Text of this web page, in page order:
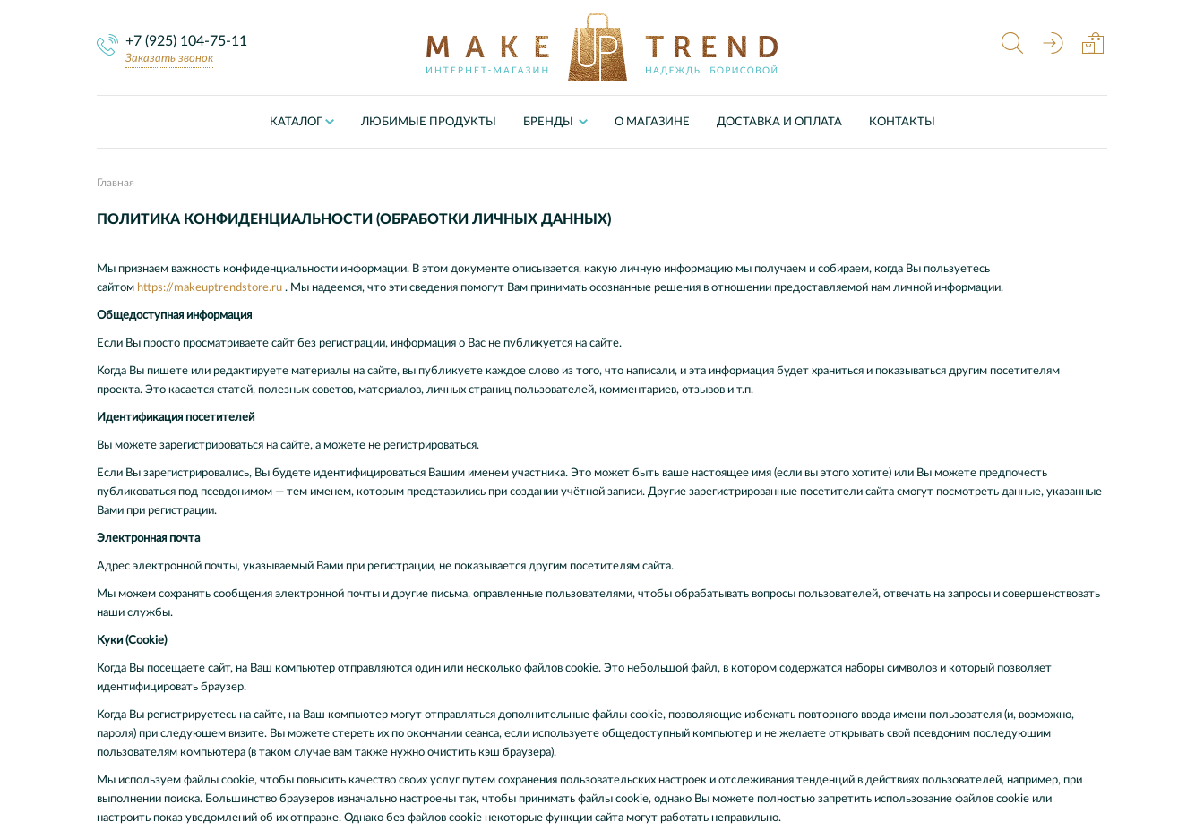
+7 (925) 104-75-11
Заказать звонок
КАТАЛОГ ЛЮБИМЫЕ ПРОДУКТЫ БРЕНДЫ О МАГАЗИНЕ ДОСТАВКА И ОПЛАТА КОНТАКТЫ
Главная
ПОЛИТИКА КОНФИДЕНЦИАЛЬНОСТИ (ОБРАБОТКИ ЛИЧНЫХ ДАННЫХ)
Мы признаем важность конфиденциальности информации. В этом документе описывается, какую личную информацию мы получаем и собираем, когда Вы пользуетесь
сайтом https://makeuptrendstore.ru . Мы надеемся, что эти сведения помогут Вам принимать осознанные решения в отношении предоставляемой нам личной информации.
Общедоступная информация
Если Вы просто просматриваете сайт без регистрации, информация о Вас не публикуется на сайте.
Когда Вы пишете или редактируете материалы на сайте, вы публикуете каждое слово из того, что написали, и эта информация будет храниться и показываться другим посетителям
проекта. Это касается статей, полезных советов, материалов, личных страниц пользователей, комментариев, отзывов и т.п.
Идентификация посетителей
Вы можете зарегистрироваться на сайте, а можете не регистрироваться.
Если Вы зарегистрировались, Вы будете идентифицироваться Вашим именем участника. Это может быть ваше настоящее имя (если вы этого хотите) или Вы можете предпочесть
публиковаться под псевдонимом — тем именем, которым представились при создании учётной записи. Другие зарегистрированные посетители сайта смогут посмотреть данные, указанные
Вами при регистрации.
Электронная почта
Адрес электронной почты, указываемый Вами при регистрации, не показывается другим посетителям сайта.
Мы можем сохранять сообщения электронной почты и другие письма, оправленные пользователями, чтобы обрабатывать вопросы пользователей, отвечать на запросы и совершенствовать
наши службы.
Куки (Cookie)
Когда Вы посещаете сайт, на Ваш компьютер отправляются один или несколько файлов cookie. Это небольшой файл, в котором содержатся наборы символов и который позволяет
идентифицировать браузер.
Когда Вы регистрируетесь на сайте, на Ваш компьютер могут отправляться дополнительные файлы cookie, позволяющие избежать повторного ввода имени пользователя (и, возможно,
пароля) при следующем визите. Вы можете стереть их по окончании сеанса, если используете общедоступный компьютер и не желаете открывать свой псевдоним последующим
пользователям компьютера (в таком случае вам также нужно очистить кэш браузера).
Мы используем файлы cookie, чтобы повысить качество своих услуг путем сохранения пользовательских настроек и отслеживания тенденций в действиях пользователей, например, при
выполнении поиска. Большинство браузеров изначально настроены так, чтобы принимать файлы cookie, однако Вы можете полностью запретить использование файлов cookie или
настроить показ уведомлений об их отправке. Однако без файлов cookie некоторые функции сайта могут работать неправильно.